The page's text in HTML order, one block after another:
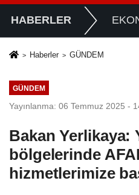
HABERLER
Haberler GÜNDEM
GÜNDEM
Yayınlanma: 06 Temmuz 2025 -
Bakan Yerlikaya:
bölgelerinde
hizmetlerimize